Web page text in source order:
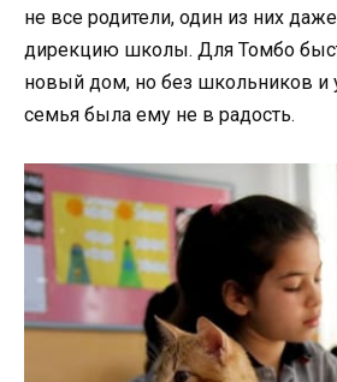
не все родители, один из них
дирекцию школы. Для Томбо
новый дом, но без школьников и
семья была ему не в радость.